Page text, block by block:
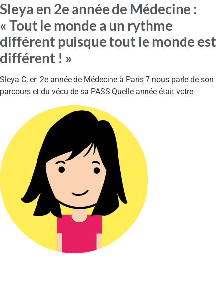
Sleya en 2e année de Médecine :
« Tout le monde a un rythme
différent puisque tout le monde est
différent ! »
Sleya C, en 2e année de Médecine à Paris 7 nous parle de son
parcours et du vécu de sa PASS Quelle année était votre